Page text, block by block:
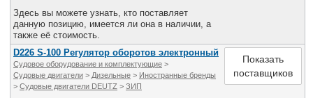
Здесь вы можете узнать, кто поставляет
данную позицию, имеется ли она в наличии, а
также её стоимость.
D226 S-100 Регулятор оборотов электронный
Судовое оборудование и комплектующие >
Судовые двигатели > Дизельные > Иностранные бренды
> Судовые двигатели DEUTZ > ЗИП
Показать
поставщиков